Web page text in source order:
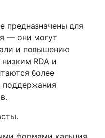
предназначены для
— они могут
и повышению
RDA и
более
поддержания
формами кальция,